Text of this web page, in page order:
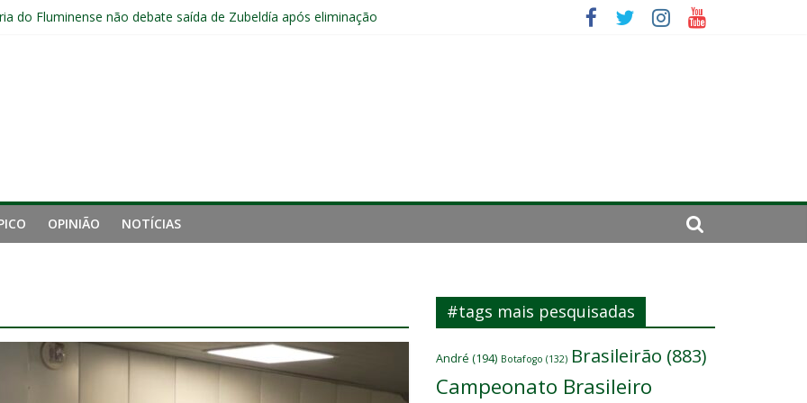
do Fluminense não debate saída de Zubeldía após eliminação
de Zubeldía e o risco de jogar o ano do Flu no lixo
sem vencer após eliminação para o Vasco
OPINIÃO NOTÍCIAS
#tags mais pesquisadas
André (194) Botafogo (132) Brasileirão (883)
Campeonato Brasileiro